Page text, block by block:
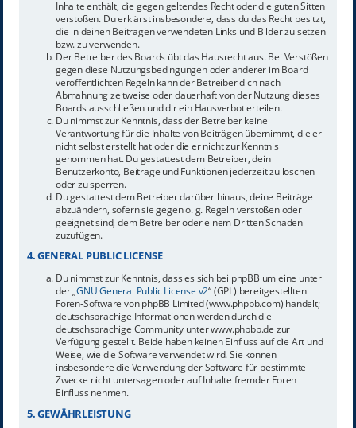
Inhalte enthält, die gegen geltendes Recht oder die guten Sitten
verstoßen. Du erklärst insbesondere, dass du das Recht besitzt,
die in deinen Beiträgen verwendeten Links und Bilder zu setzen
bzw. zu verwenden.
Der Betreiber des Boards übt das Hausrecht aus. Bei Verstößen
gegen diese Nutzungsbedingungen oder anderer im Board
veröffentlichten Regeln kann der Betreiber dich nach
Abmahnung zeitweise oder dauerhaft von der Nutzung dieses
Boards ausschließen und dir ein Hausverbot erteilen.
Du nimmst zur Kenntnis, dass der Betreiber keine
Verantwortung für die Inhalte von Beiträgen übernimmt, die er
nicht selbst erstellt hat oder die er nicht zur Kenntnis
genommen hat. Du gestattest dem Betreiber, dein
Benutzerkonto, Beiträge und Funktionen jederzeit zu löschen
oder zu sperren.
Du gestattest dem Betreiber darüber hinaus, deine Beiträge
abzuändern, sofern sie gegen o. g. Regeln verstoßen oder
geeignet sind, dem Betreiber oder einem Dritten Schaden
zuzufügen.
4. GENERAL PUBLIC LICENSE
Du nimmst zur Kenntnis, dass es sich bei phpBB um eine unter
der „GNU General Public License v2“ (GPL) bereitgestellten
Foren-Software von phpBB Limited (www.phpbb.com) handelt;
deutschsprachige Informationen werden durch die
deutschsprachige Community unter www.phpbb.de zur
Verfügung gestellt. Beide haben keinen Einfluss auf die Art und
Weise, wie die Software verwendet wird. Sie können
insbesondere die Verwendung der Software für bestimmte
Zwecke nicht untersagen oder auf Inhalte fremder Foren
Einfluss nehmen.
5. GEWÄHRLEISTUNG